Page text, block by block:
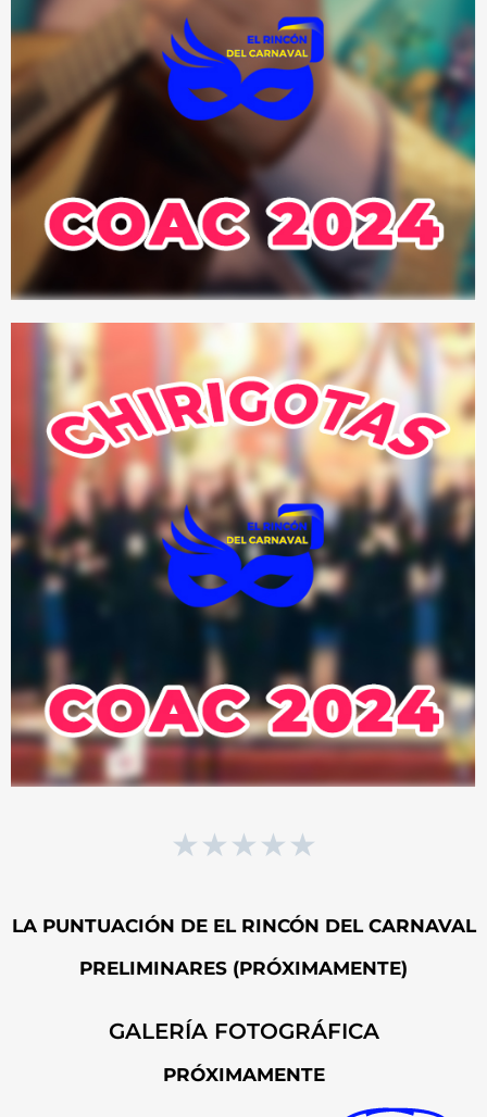
★★★★★
LA PUNTUACIÓN DE EL RINCÓN DEL CARNAVAL
PRELIMINARES (PRÓXIMAMENTE)
GALERÍA FOTOGRÁFICA
PRÓXIMAMENTE